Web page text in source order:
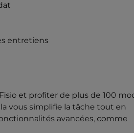
entretiens
et profiter de plus de 100
vous simplifie la tâche tout en
avancées, comme